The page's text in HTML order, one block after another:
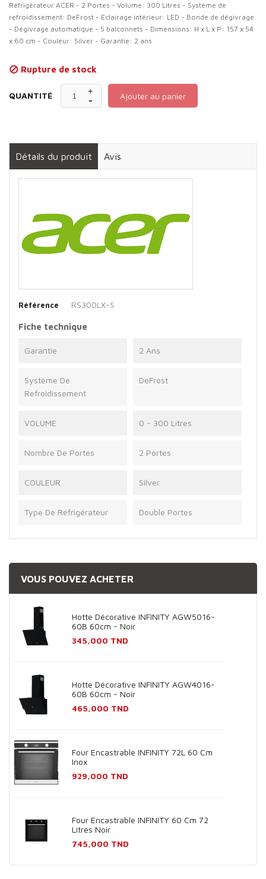
Réfrigérateur ACER - 2 Portes - Volume: 300 Litres - Système de
refroidissement: DeFrost - Eclairage intérieur: LED - Bonde de dégivrage
- Dégivrage automatique - 5 balconnets - Dimensions: H x L x P: 157 x 54
x 60 cm - Couleur: Silver - Garantie: 2 ans
 Rupture de stock
QUANTITÉ Ajouter au panier
Détails du produit Avis
Référence RS300LX-S
Fiche technique
Garantie 2 Ans
Système De
Refroidissement
DeFrost
VOLUME 0 - 300 Litres
Nombre De Portes 2 Portes
COULEUR Silver
Type De Réfrigérateur Double Portes
VOUS POUVEZ ACHETER
Hotte Décorative INFINITY AGW5016-
60B 60cm - Noir
Prix
345,000 TND
Hotte Décorative INFINITY AGW4016-
60B 60cm - Noir
Prix
465,000 TND
Four Encastrable INFINITY 72L 60 Cm
Inox
Prix
929,000 TND
Four Encastrable INFINITY 60 Cm 72
Litres Noir
Prix
745,000 TND